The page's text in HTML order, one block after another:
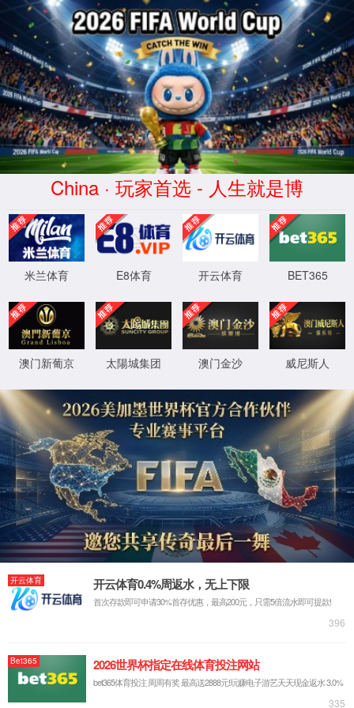
金沙js93252(Macau)集团有限公司-
Official website
WTS-WAF拦截详情
出现该页面的原因:
1.你的请求是黑客攻击
2.你的请求合法但触发了安全规则,请提交问题反馈